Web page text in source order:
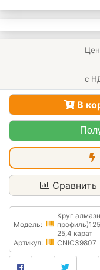
с
В
Сравнить
Модель:
Круг
25,4 карат
Артикул:
CNIC39807